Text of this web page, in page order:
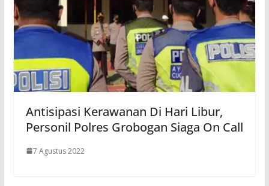
Antisipasi Kerawanan Di Hari Libur,
Personil Polres Grobogan Siaga On Call
7 Agustus 2022